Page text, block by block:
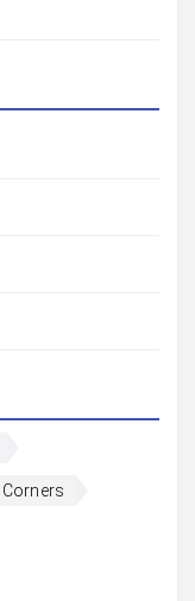
Corners